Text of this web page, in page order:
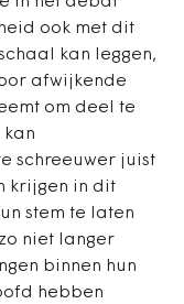
ook met dit
kan leggen,
afwijkende
om deel te
kan
schreeuwer juist
krijgen in dit
stem te laten
niet langer
binnen hun
hebben